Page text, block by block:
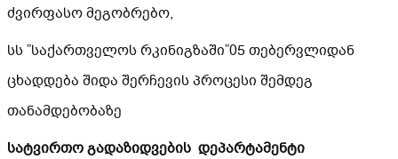
ძვირფასო მეგობრებო,
სს ”საქართველოს რკინიგზაში”05 თებერვლიდან
ცხადდება შიდა შერჩევის პროცესი შემდეგ
თანამდებობაზე
სატვირთო გადაზიდვების დეპარტამენტი